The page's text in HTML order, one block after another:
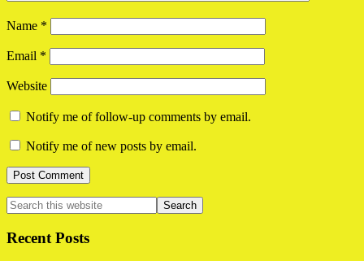
Name *
Email *
Website
Notify me of follow-up comments by email.
Notify me of new posts by email.
Primary
Sidebar
Search
this
website
Recent Posts